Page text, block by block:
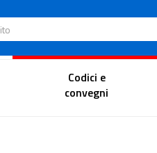
Portale del
Codici e
convegni